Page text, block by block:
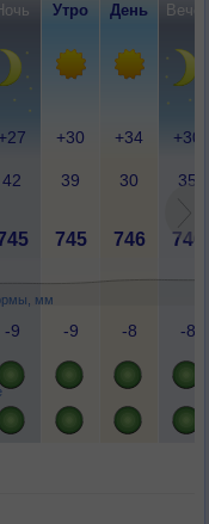
мм
Утро День Вечер
+27 +30 +34 +30
42 39 30 35
745 746 746
-9 -9 -8 -8